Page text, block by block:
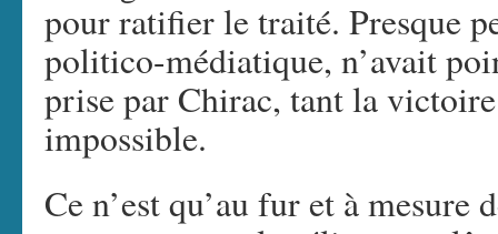
pour ratifier le traité. Presque
politico-médiatique, n’avait
prise par Chirac, tant la
impossible.
Ce n’est qu’au fur et à mesure